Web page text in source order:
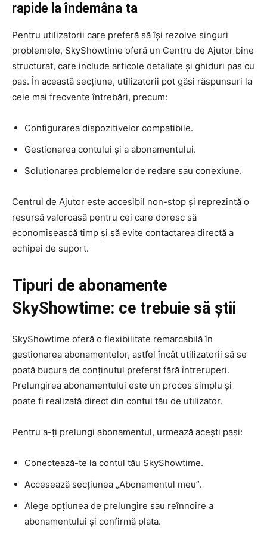
rapide la îndemâna ta
Pentru utilizatorii care preferă să își rezolve singuri
problemele, SkyShowtime oferă un Centru de Ajutor bine
structurat, care include articole detaliate și ghiduri pas cu
pas. În această secțiune, utilizatorii pot găsi răspunsuri la
cele mai frecvente întrebări, precum:
Configurarea dispozitivelor compatibile.
Gestionarea contului și a abonamentului.
Soluționarea problemelor de redare sau conexiune.
Centrul de Ajutor este accesibil non-stop și reprezintă o
resursă valoroasă pentru cei care doresc să
economisească timp și să evite contactarea directă a
echipei de suport.
Tipuri de abonamente
SkyShowtime: ce trebuie să știi
SkyShowtime oferă o flexibilitate remarcabilă în
gestionarea abonamentelor, astfel încât utilizatorii să se
poată bucura de conținutul preferat fără întreruperi.
Prelungirea abonamentului este un proces simplu și
poate fi realizată direct din contul tău de utilizator.
Pentru a-ți prelungi abonamentul, urmează acești pași:
Conectează-te la contul tău SkyShowtime.
Accesează secțiunea „Abonamentul meu”.
Alege opțiunea de prelungire sau reînnoire a
abonamentului și confirmă plata.